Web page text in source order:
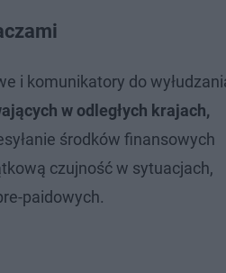
i komunikatory do
w odległych krajach,
środków finansowych
czujność w sytuacjach,
paidowych.